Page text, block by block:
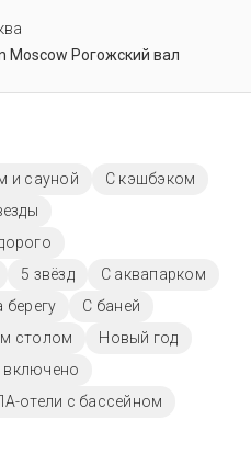
возможно, услуга
Moscow Рогожский вал
и сауной
С кэшбэком
5 звёзд
С аквапарком
берегу
С баней
столом
Новый год
включено
отели с бассейном